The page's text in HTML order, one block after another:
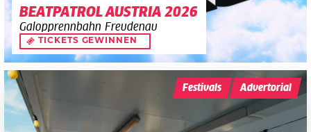
BEATPATROL AUSTRIA 2026
Galopprennbahn Freudenau
TICKETS GEWINNEN
Festivals Advertorial